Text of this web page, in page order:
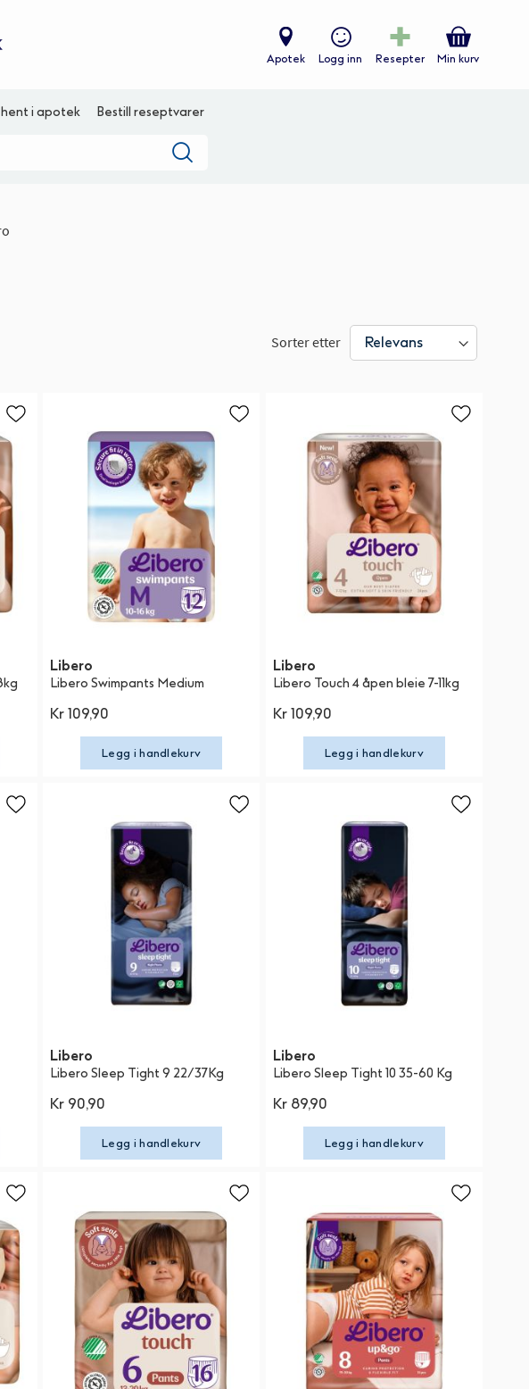
Apotek Logg inn Resepter Min kurv
hent i apotek Bestill reseptvarer
Sorter etter
Libero
Libero Swimpants Medium
Kr 109,90
Legg i handlekurv
Libero
Libero Touch 4 åpen bleie 7-11kg
Kr 109,90
Legg i handlekurv
Libero
Libero Sleep Tight 9 22/37Kg
Kr 90,90
Legg i handlekurv
Libero
Libero Sleep Tight 10 35-60 Kg
Kr 89,90
Legg i handlekurv